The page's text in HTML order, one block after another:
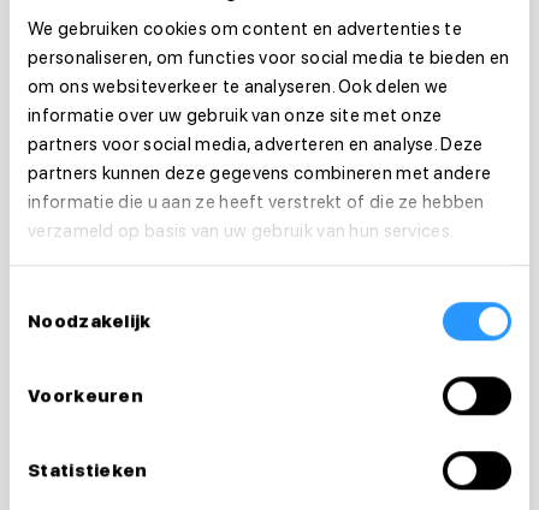
We gebruiken cookies om content en advertenties te
personaliseren, om functies voor social media te bieden en
om ons websiteverkeer te analyseren. Ook delen we
informatie over uw gebruik van onze site met onze
partners voor social media, adverteren en analyse. Deze
partners kunnen deze gegevens combineren met andere
informatie die u aan ze heeft verstrekt of die ze hebben
verzameld op basis van uw gebruik van hun services.
Noodzakelijk
Voorkeuren
Statistieken
studiedagen.
Leren doe je samen – Spar met collega’s, volg
een training in groepsverband of zoek een
studiepartner.
Conclusie: bijscholing is geen
verplichting, maar een kans
Zorg is mensenwerk en mensen veranderen. Door
bij te scholen blijf je niet alleen bekwaam, maar
ook gemotiveerd en betrokken. Of je nu bijleert
voor je werk, doorgroeit in je carrière of gewoon
nieuwsgierig bent: bijscholing is een investering in